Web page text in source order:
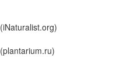
(iNaturalist.org)
(plantarium.ru)